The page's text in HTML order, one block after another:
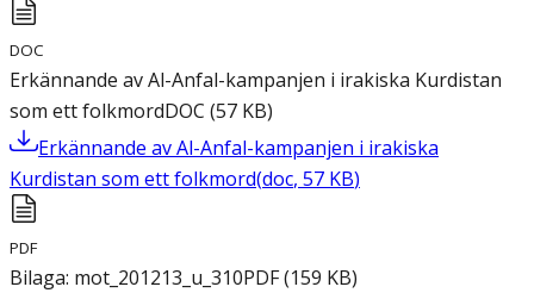
DOC
Erkännande av Al-Anfal-kampanjen i irakiska Kurdistan
som ett folkmordDOC (57 KB)
Erkännande av Al-Anfal-kampanjen i irakiska
Kurdistan som ett folkmord(doc, 57 KB)
PDF
Bilaga: mot_201213_u_310PDF(159 KB)